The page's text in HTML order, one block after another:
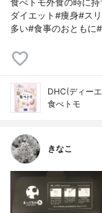
食べトモ外食の時に
ダイエット#痩身#ス
多い#食事のおともに
DHC(ディー
食べトモ
きなこ